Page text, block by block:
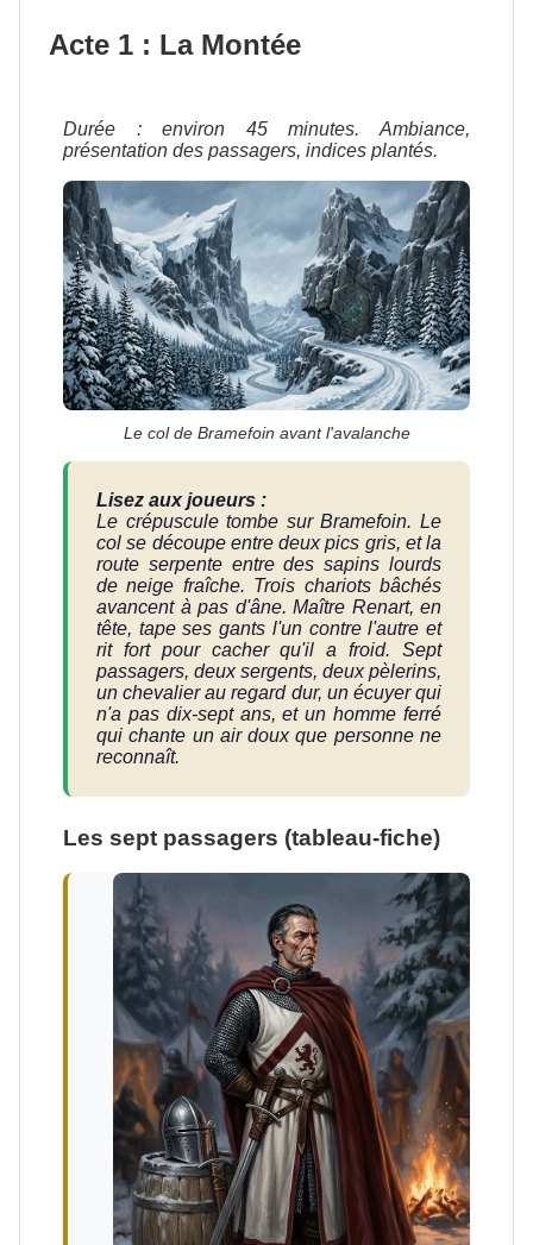
Acte 1 : La Montée
Durée : environ 45 minutes. Ambiance,
présentation des passagers, indices plantés.
Le col de Bramefoin avant l'avalanche
Lisez aux joueurs :
Le crépuscule tombe sur Bramefoin. Le
col se découpe entre deux pics gris, et la
route serpente entre des sapins lourds
de neige fraîche. Trois chariots bâchés
avancent à pas d'âne. Maître Renart, en
tête, tape ses gants l'un contre l'autre et
rit fort pour cacher qu'il a froid. Sept
passagers, deux sergents, deux pèlerins,
un chevalier au regard dur, un écuyer qui
n'a pas dix-sept ans, et un homme ferré
qui chante un air doux que personne ne
reconnaît.
Les sept passagers (tableau-fiche)